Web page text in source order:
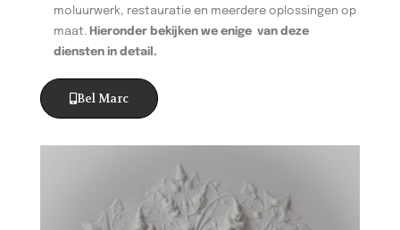
moluurwerk, restauratie en meerdere oplossingen op
maat. Hieronder bekijken we enige van deze
diensten in detail.
Bel Marc